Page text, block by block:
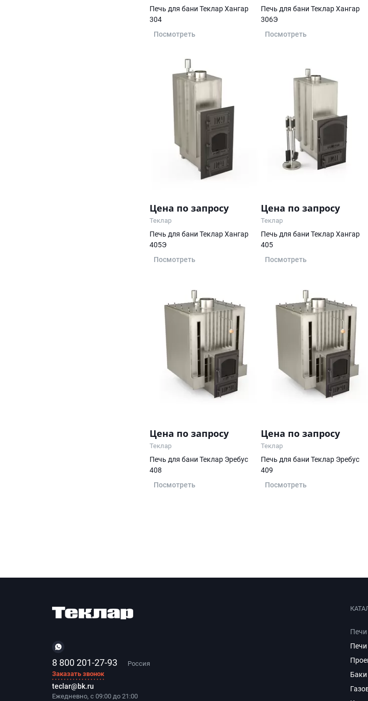
Печь для бани Теклар Хангар
304
Посмотреть
Печь для бани Теклар Хангар
306Э
Посмотреть
Цена по запросу
Теклар
Печь для бани Теклар Хангар
405Э
Посмотреть
Цена по запросу
Теклар
Печь для бани Теклар Хангар
405
Посмотреть
Цена по запросу
Теклар
Печь для бани Теклар Эребус
408
Посмотреть
Цена по запросу
Теклар
Печь для бани Теклар Эребус
409
Посмотреть
8 800 201-27-93
Россия
Заказать звонок
teclar@bk.ru
Ежедневно, с 09:00 до 21:00
Печи
Баки